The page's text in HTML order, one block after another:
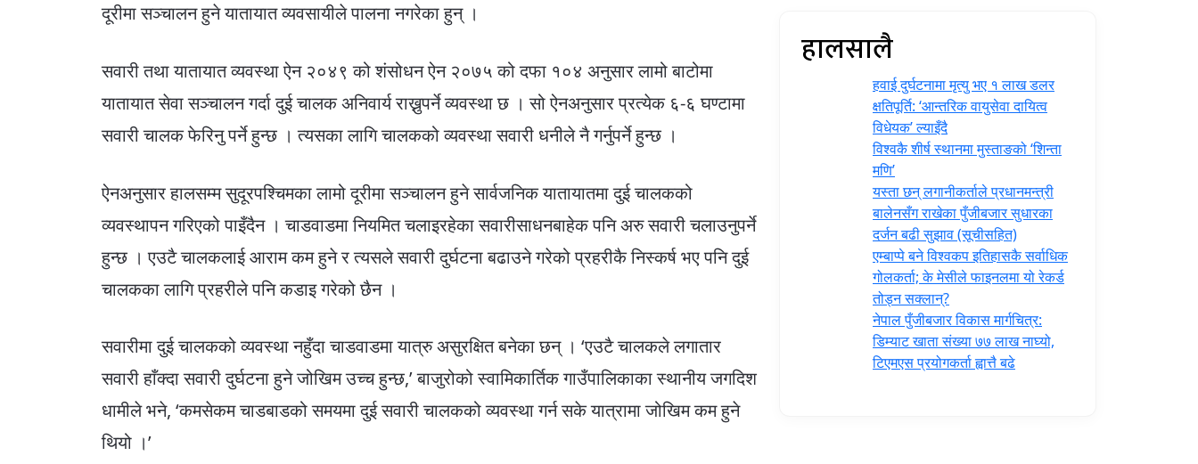
दूरीमा सञ्चालन हुने यातायात व्यवसायीले पालना नगरेका हुन् ।
सवारी तथा यातायात व्यवस्था ऐन २०४९ को शंसोधन ऐन २०७५ को दफा १०४ अनुसार लामो बाटोमा
यातायात सेवा सञ्चालन गर्दा दुई चालक अनिवार्य राख्नुपर्ने व्यवस्था छ । सो ऐनअनुसार प्रत्येक ६-६ घण्टामा
सवारी चालक फेरिनु पर्ने हुन्छ । त्यसका लागि चालकको व्यवस्था सवारी धनीले नै गर्नुपर्ने हुन्छ ।
ऐनअनुसार हालसम्म सुदूरपश्चिमका लामो दूरीमा सञ्चालन हुने सार्वजनिक यातायातमा दुई चालकको
व्यवस्थापन गरिएको पाइँदैन । चाडवाडमा नियमित चलाइरहेका सवारीसाधनबाहेक पनि अरु सवारी चलाउनुपर्ने
हुन्छ । एउटै चालकलाई आराम कम हुने र त्यसले सवारी दुर्घटना बढाउने गरेको प्रहरीकै निस्कर्ष भए पनि दुई
चालकका लागि प्रहरीले पनि कडाइ गरेको छैन ।
सवारीमा दुई चालकको व्यवस्था नहुँदा चाडवाडमा यात्रु असुरक्षित बनेका छन् । ‘एउटै चालकले लगातार
सवारी हाँक्दा सवारी दुर्घटना हुने जोखिम उच्च हुन्छ,’ बाजुरोको स्वामिकार्तिक गाउँपालिकाका स्थानीय जगदिश
धामीले भने, ‘कमसेकम चाडबाडको समयमा दुई सवारी चालकको व्यवस्था गर्न सके यात्रामा जोखिम कम हुने
थियो ।’
हालसालै
हवाई दुर्घटनामा मृत्यु भए १ लाख डलर
क्षतिपूर्ति: ‘आन्तरिक वायुसेवा दायित्व
विधेयक’ ल्याइँदै
विश्वकै शीर्ष स्थानमा मुस्ताङको ‘शिन्ता
मणि’
यस्ता छन् लगानीकर्ताले प्रधानमन्त्री
‍बालेनसँग राखेका पुँजीबजार सुधारका
दर्जन बढी सुझाव (सूचीसहित)
एम्बाप्पे बने विश्वकप इतिहासकै सर्वाधिक
गोलकर्ता; के मेसीले फाइनलमा यो रेकर्ड
तोड्न सक्लान्?
नेपाल पुँजीबजार विकास मार्गचित्र:
डिम्याट खाता संख्या ७७ लाख नाघ्यो,
टिएमएस प्रयोगकर्ता ह्वात्तै बढे